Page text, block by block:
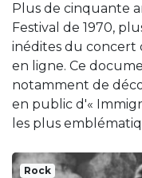
Plus de cinquante
Festival de 1970,
inédites du concert
en ligne. Ce
notamment de
en public d'«
les plus
Rock